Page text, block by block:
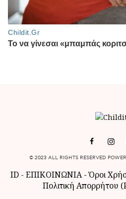
© 2023 ALL RIGHTS RESERVED
ID- ΕΠΙΚΟΙΝΩΝΙΑ-Όροι
Πολιτική Απορρήτου